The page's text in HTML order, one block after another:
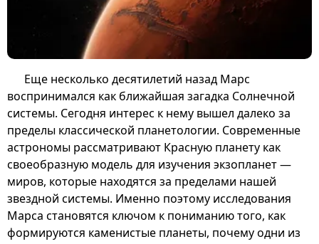
Еще несколько десятилетий назад Марс
воспринимался как ближайшая загадка Солнечной
системы. Сегодня интерес к нему вышел далеко за
пределы классической планетологии. Современные
астрономы рассматривают Красную планету как
своеобразную модель для изучения экзопланет —
миров, которые находятся за пределами нашей
звездной системы. Именно поэтому исследования
Марса становятся ключом к пониманию того, как
формируются каменистые планеты, почему одни из